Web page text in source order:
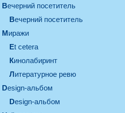
вечерний посетитель
вечерний посетитель
миражи
et cetera
кинолабиринт
литературное ревю
design-альбом
design-альбом